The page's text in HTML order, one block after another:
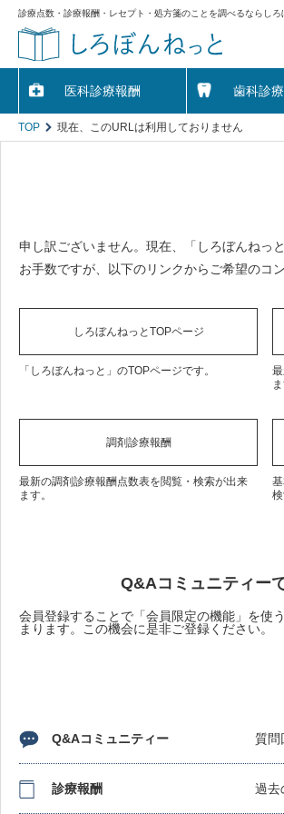
診療点数・診療報酬・レセプト・処方箋のことを調べるならしろ
医科診療報酬 歯科診
TOP 現在、このURLは利用しておりません
申し訳ございません。現在、「しろぼんねっ
お手数ですが、以下のリンクからご希望のコ
しろぼんねっとTOPページ
「しろぼんねっと」のTOPページです。
調剤診療報酬
最新の調剤診療報酬点数表を閲覧・検索が出来
ます。
Q&Aコミュニティー
会員登録することで「会員限定の機能」を使
まります。この機会に是非ご登録ください。
Q&Aコミュニティー 質問
診療報酬 過去